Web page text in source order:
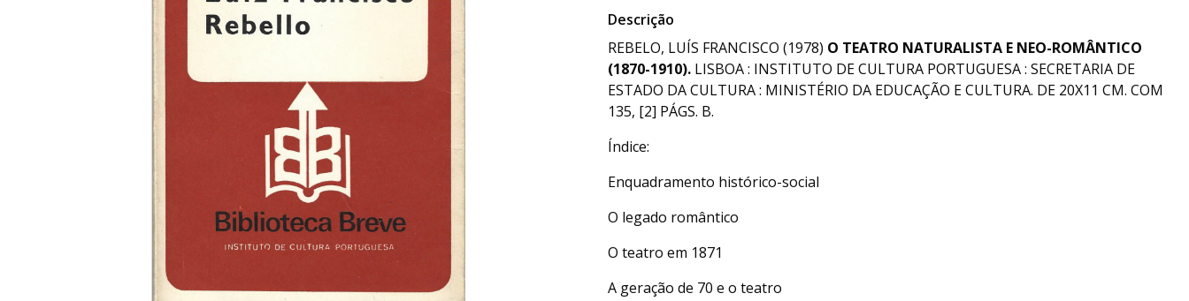
Descrição
REBELO, LUÍS FRANCISCO (1978) O TEATRO NATURALISTA E NEO-ROMÂNTICO
(1870-1910). LISBOA : INSTITUTO DE CULTURA PORTUGUESA : SECRETARIA DE
ESTADO DA CULTURA : MINISTÉRIO DA EDUCAÇÃO E CULTURA. DE 20X11 CM. COM
135, [2] PÁGS. B.
Índice:
Enquadramento histórico-social
O legado romântico
O teatro em 1871
A geração de 70 e o teatro